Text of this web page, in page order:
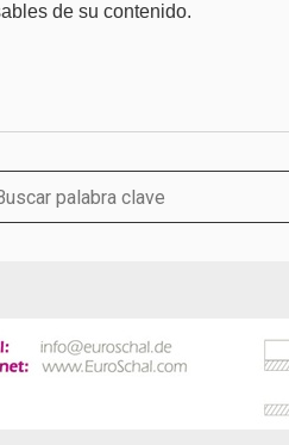
de su contenido.